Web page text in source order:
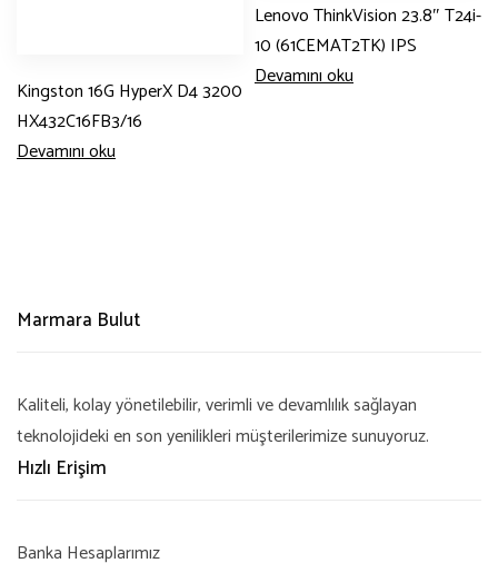
Kingston 16G HyperX D4 3200
HX432C16FB3/16
Devamını oku
Lenovo ThinkVision 23.8″ T24i-
10 (61CEMAT2TK) IPS
Devamını oku
Marmara Bulut
Kaliteli, kolay yönetilebilir, verimli ve devamlılık sağlayan
teknolojideki en son yenilikleri müşterilerimize sunuyoruz.
Hızlı Erişim
Banka Hesaplarımız